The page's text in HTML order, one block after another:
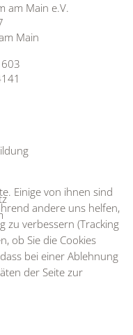
am Main e.V.
Main
Einige von ihnen sind
andere uns helfen,
zu verbessern (Tracking
ob Sie die Cookies
bei einer Ablehnung
der Seite zur